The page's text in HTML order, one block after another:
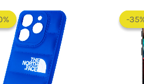
precio
original
era:
$ 60.000.
-
-